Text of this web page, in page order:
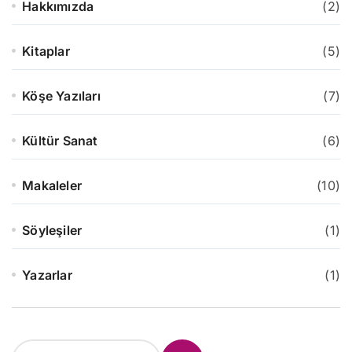
Hakkımızda (2)
Kitaplar (5)
Köşe Yazıları (7)
Kültür Sanat (6)
Makaleler (10)
Söyleşiler (1)
Yazarlar (1)